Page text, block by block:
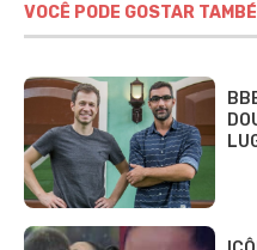
VOCÊ PODE GOSTAR